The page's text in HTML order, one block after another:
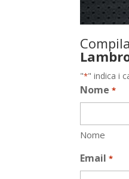
"*" indica i
Nome *
Nome
Email *